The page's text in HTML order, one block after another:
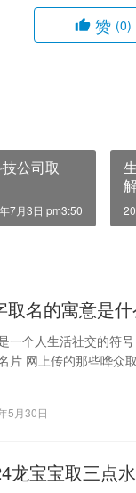
赞 (0)
公司取
7月3日 pm3:50
取名的寓意是
一个人生活社交的符
片 网上传的那些哗众
5月30日
龙宝宝取三点